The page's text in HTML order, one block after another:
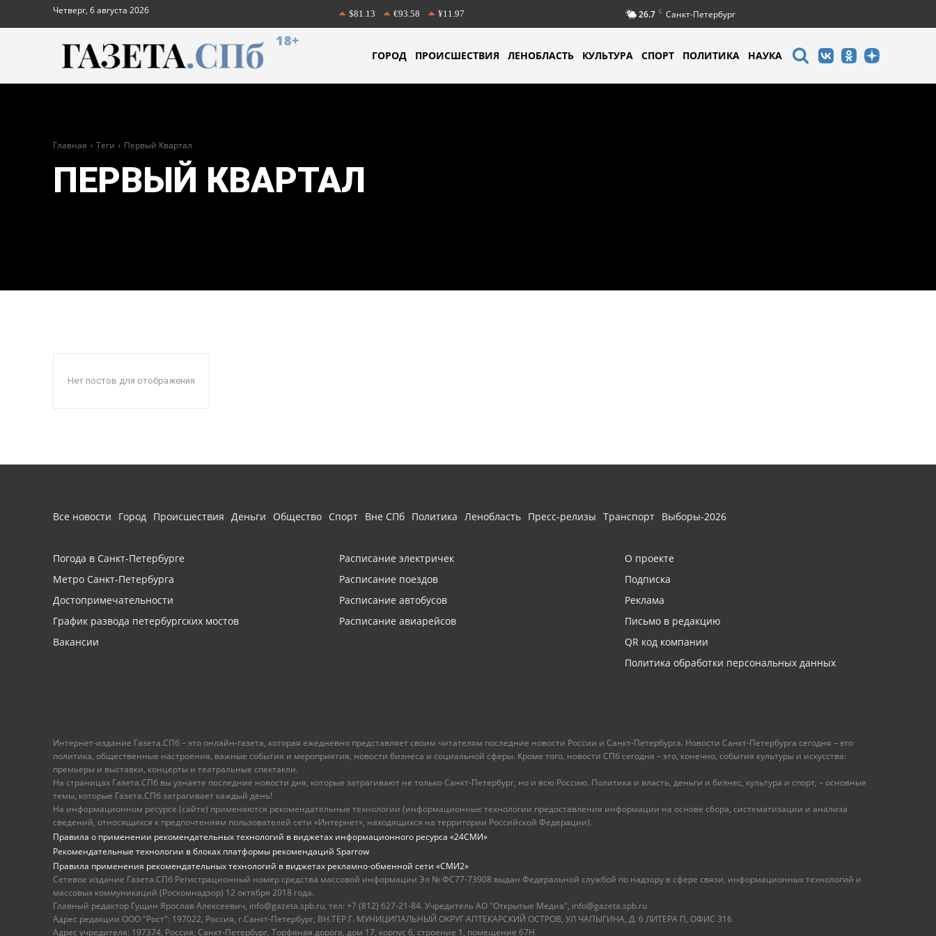
Четверг, 6 августа 2026 $81.13 €93.58 ¥11.97 26.7 C Санкт-Петербург
18+
ГОРОД ПРОИСШЕСТВИЯ ЛЕНОБЛАСТЬ КУЛЬТУРА СПОРТ ПОЛИТИКА НАУКА
Главная Теги Первый Квартал
ПЕРВЫЙ КВАРТАЛ
Нет постов для отображения
Все новости Город Происшествия Деньги Общество Спорт Вне СПб Политика Ленобласть Пресс-релизы Транспорт Выборы-2026
Погода в Санкт-Петербурге
Метро Санкт-Петербурга
Достопримечательности
График развода петербургских мостов
Вакансии
Расписание электричек
Расписание поездов
Расписание автобусов
Расписание авиарейсов
О проекте
Подписка
Реклама
Письмо в редакцию
QR код компании
Политика обработки персональных данных
Интернет-издание Газета.СПб – это онлайн-газета, которая ежедневно представляет своим читателям последние новости России и Санкт-Петербурга. Новости Санкт-Петербурга сегодня – это
политика, общественные настроения, важные события и мероприятия, новости бизнеса и социальной сферы. Кроме того, новости СПб сегодня – это, конечно, события культуры и искусства:
премьеры и выставки, концерты и театральные спектакли.
На страницах Газета.СПб вы узнаете последние новости дня, которые затрагивают не только Санкт-Петербург, но и всю Россию. Политика и власть, деньги и бизнес, культура и спорт, – основные
темы, которые Газета.СПб затрагивает каждый день!
На информационном ресурсе (сайте) применяются рекомендательные технологии (информационные технологии предоставления информации на основе сбора, систематизации и анализа
сведений, относящихся к предпочтениям пользователей сети «Интернет», находящихся на территории Российской Федерации).
Правила о применении рекомендательных технологий в виджетах информационного ресурса «24СМИ»
Рекомендательные технологии в блоках платформы рекомендаций Sparrow
Правила применения рекомендательных технологий в виджетах рекламно-обменной сети «СМИ2»
Сетевое издание Газета.СПб Регистрационный номер средства массовой информации Эл № ФС77-73908 выдан Федеральной службой по надзору в сфере связи, информационных технологий и
массовых коммуникаций (Роскомнадзор) 12 октября 2018 года.
Главный редактор Гущин Ярослав Алексеевич, info@gazeta.spb.ru, тел: +7 (812) 627-21-84. Учредитель АО "Открытые Медиа", info@gazeta.spb.ru
Адрес редакции ООО "Рост": 197022, Россия, г.Санкт-Петербург, ВН.ТЕР.Г. МУНИЦИПАЛЬНЫЙ ОКРУГ АПТЕКАРСКИЙ ОСТРОВ, УЛ ЧАПЫГИНА, Д. 6 ЛИТЕРА П, ОФИС 316
Адрес учредителя: 197374, Россия, Санкт-Петербург, Торфяная дорога, дом 17, корпус 6, строение 1, помещение 67Н